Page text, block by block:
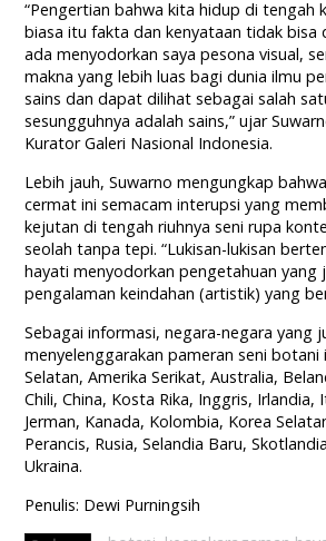
“Pengertian bahwa kita hidup di tengah
biasa itu fakta dan kenyataan tidak bisa
ada menyodorkan saya pesona visual,
makna yang lebih luas bagi dunia ilmu
sains dan dapat dilihat sebagai salah
sesungguhnya adalah sains,” ujar
Kurator Galeri Nasional Indonesia.
Lebih jauh, Suwarno mengungkap
cermat ini semacam interupsi yang
kejutan di tengah riuhnya seni rupa
seolah tanpa tepi. “Lukisan-lukisan
hayati menyodorkan pengetahuan yang
pengalaman keindahan (artistik) yang
Sebagai informasi, negara-negara yang
menyelenggarakan pameran seni botani
Selatan, Amerika Serikat, Australia,
Chili, China, Kosta Rika, Inggris, Irlandia,
Jerman, Kanada, Kolombia, Korea
Perancis, Rusia, Selandia Baru,
Ukraina.
Penulis: Dewi Purningsih